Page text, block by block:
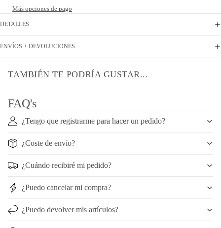
Más opciones de pago
DETALLES
ENVÍOS + DEVOLUCIONES
TAMBIÉN TE PODRÍA GUSTAR...
FAQ's
¿Tengo que registrarme para hacer un pedido?
¿Coste de envío?
¿Cuándo recibiré mi pedido?
¿Puedo cancelar mi compra?
¿Puedo devolver mis artículos?